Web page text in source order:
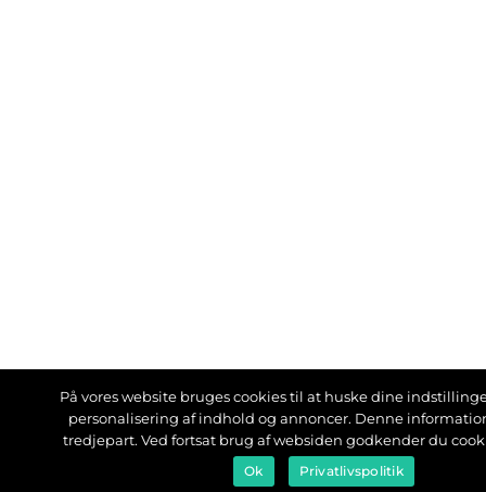
På vores website bruges cookies til at huske dine
personalisering af indhold og annoncer. Denne
tredjepart. Ved fortsat brug af websiden godkender du
Ok Privatlivspolitik